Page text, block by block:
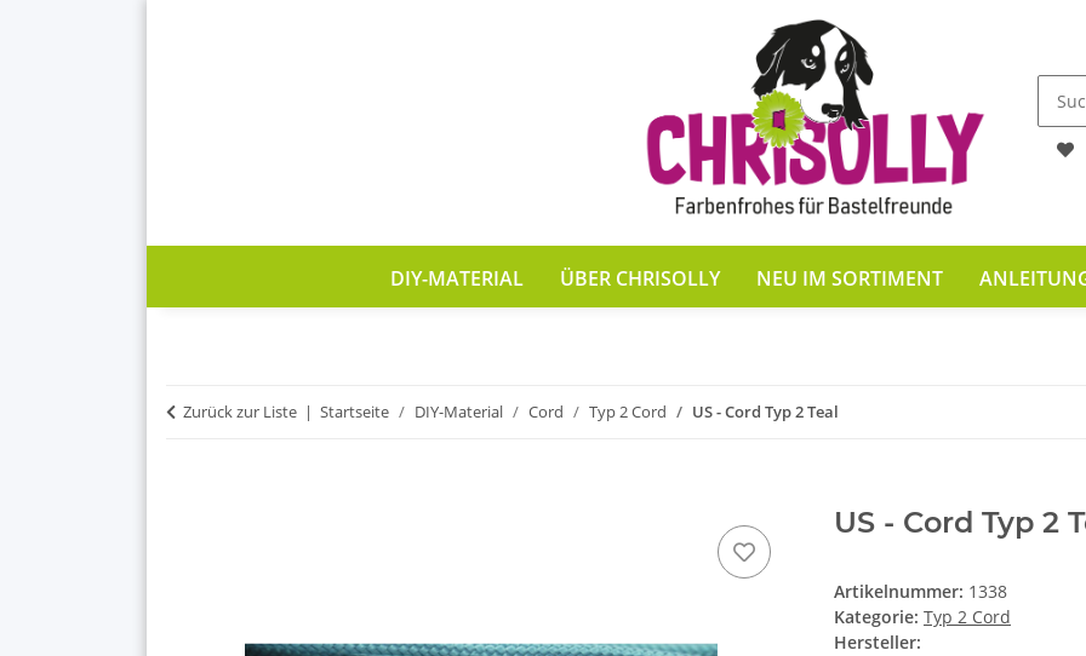
DIY-MATERIAL ÜBER CHRISOLLY NEU IM SORTIMENT
Zurück zur Liste Startseite DIY-Material Cord Typ 2 Cord US - Cord Typ 2 Teal
US - Cord Typ 2
Artikelnummer: 1338
Kategorie: Typ 2 Cord
Hersteller: